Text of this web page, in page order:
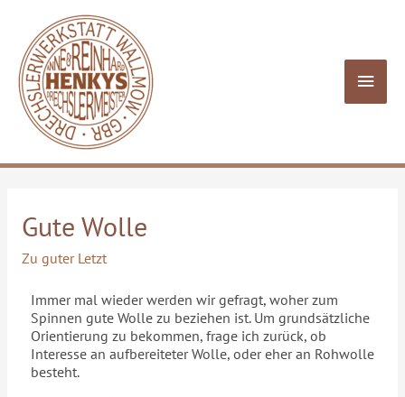
Gute Wolle
Zu guter Letzt
Immer mal wieder werden wir gefragt, woher zum
Spinnen gute Wolle zu beziehen ist. Um grundsätzliche
Orientierung zu bekommen, frage ich zurück, ob
Interesse an aufbereiteter Wolle, oder eher an Rohwolle
besteht.